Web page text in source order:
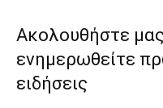
Ακολουθήστε
ενημερωθείτε
ειδήσεις